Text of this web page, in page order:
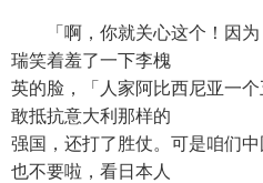
「啊，你就关心这个！因
瑞笑着羞了一下李槐
英的脸，「人家阿比西尼亚一
敢抵抗意大利那样的
强国，还打了胜仗。可是咱们
也不要啦，看日本人